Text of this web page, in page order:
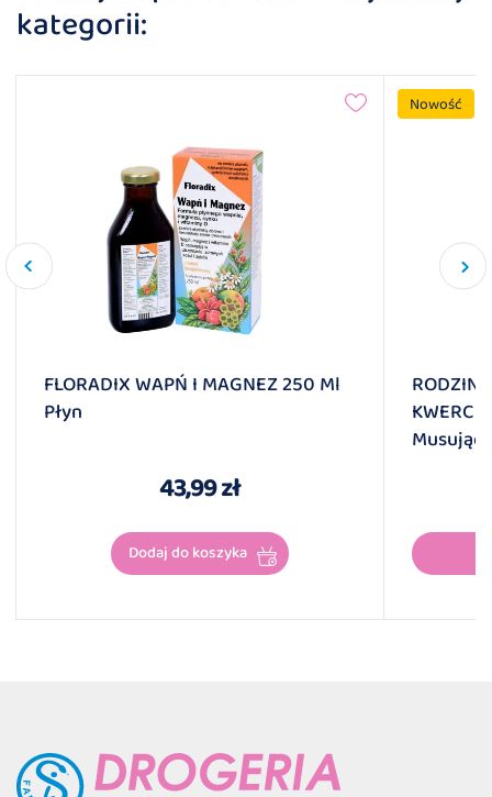
kategorii:
FLORADIX WAPŃ I MAGNEZ 250 Ml
Płyn
43,99 zł
Dodaj do koszyka
Nowość